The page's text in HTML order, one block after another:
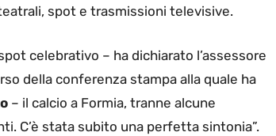
spot e trasmissioni televisive.
celebrativo – ha dichiarato l’assessore
della conferenza stampa alla quale ha
– il calcio a Formia, tranne alcune
C’è stata subito una perfetta sintonia”.